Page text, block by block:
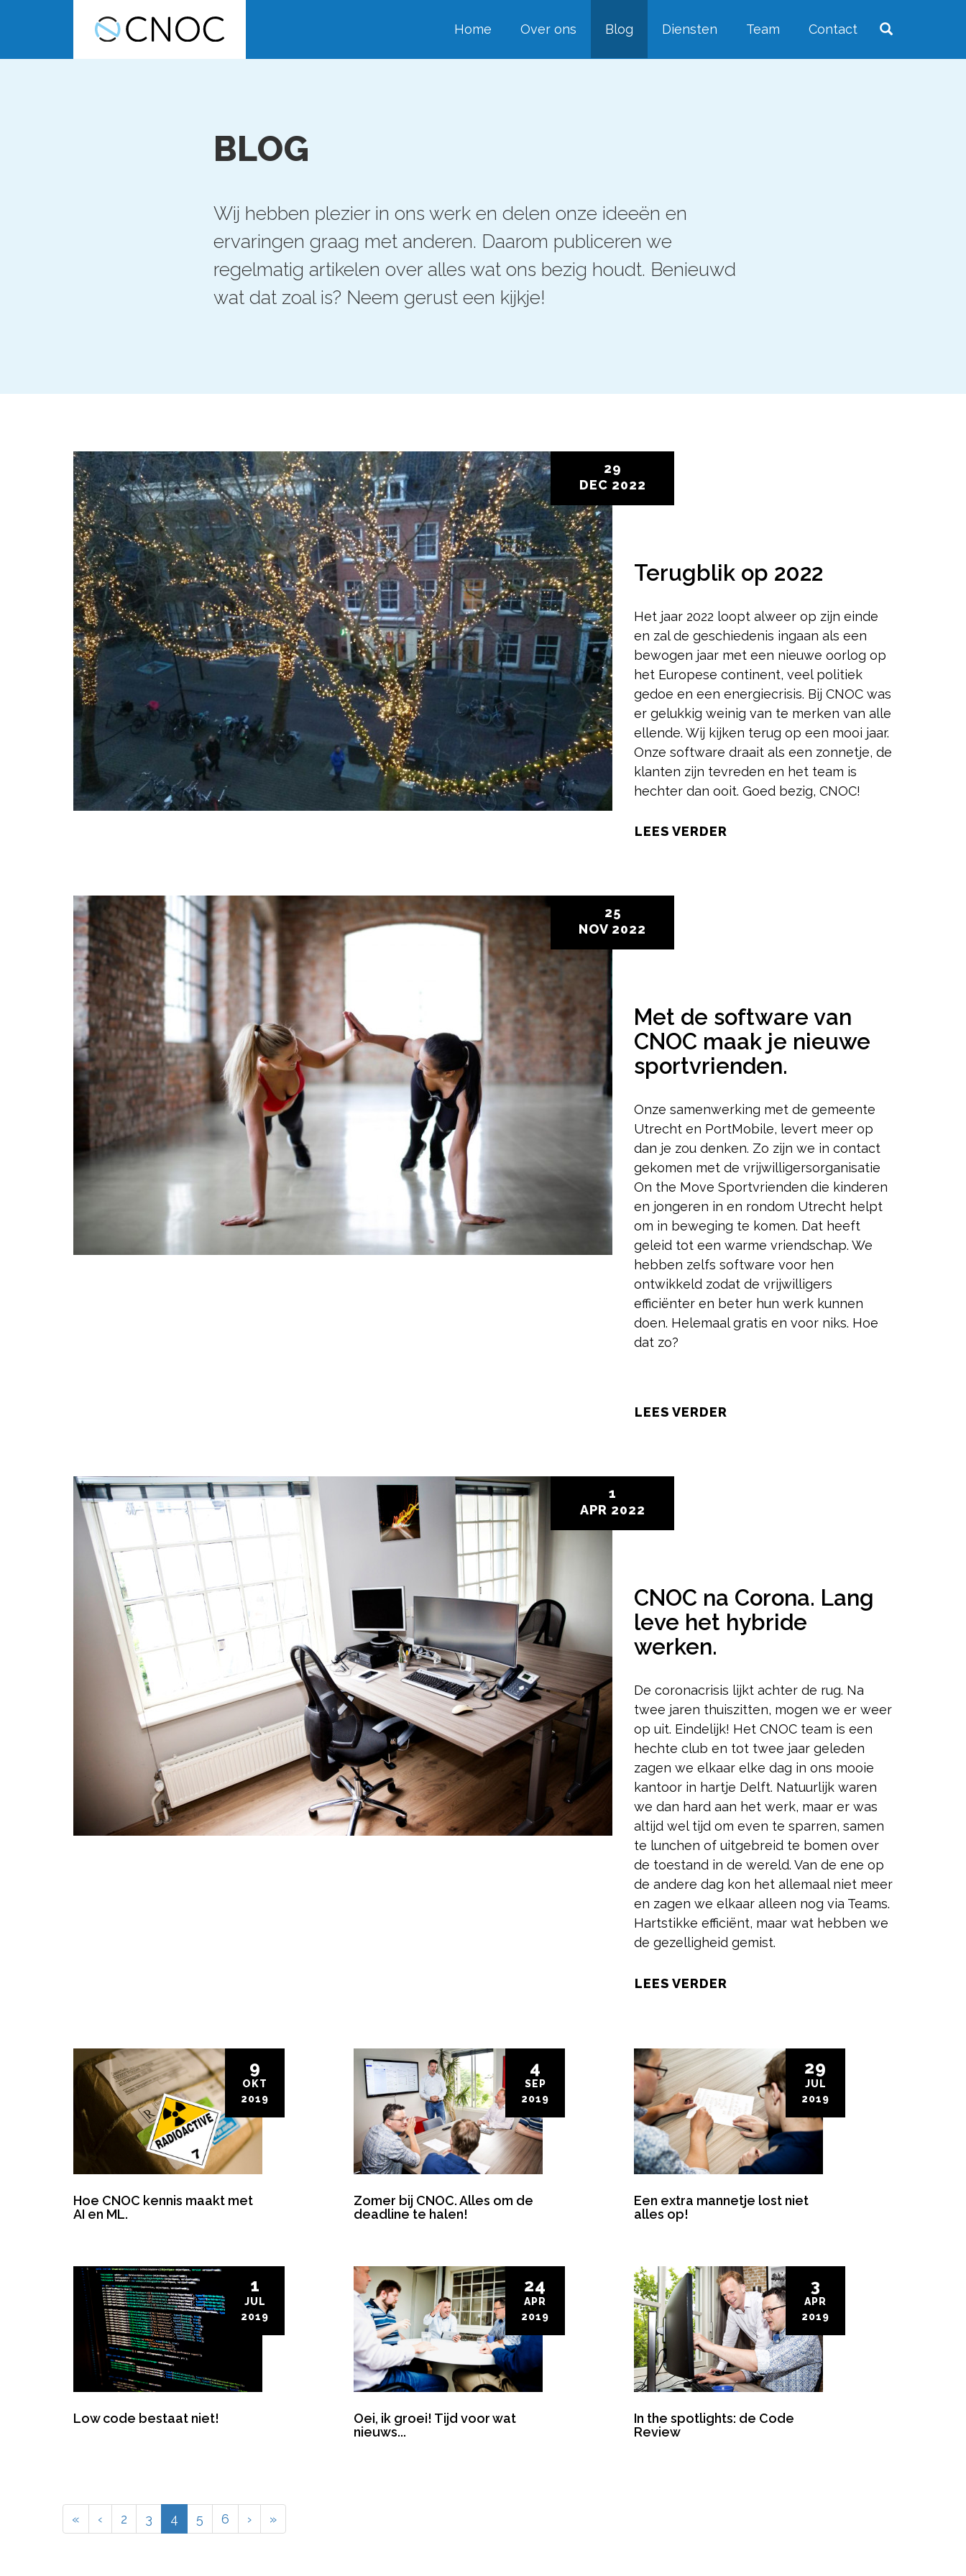
Home Over ons Blog Diensten Team Contact
BLOG
Wij hebben plezier in ons werk en delen onze ideeën en
ervaringen graag met anderen. Daarom publiceren we
regelmatig artikelen over alles wat ons bezig houdt. Benieuwd
wat dat zoal is? Neem gerust een kijkje!
29
DEC 2022
Terugblik op 2022
Het jaar 2022 loopt alweer op zijn einde
en zal de geschiedenis ingaan als een
bewogen jaar met een nieuwe oorlog op
het Europese continent, veel politiek
gedoe en een energiecrisis. Bij CNOC was
er gelukkig weinig van te merken van alle
ellende. Wij kijken terug op een mooi jaar.
Onze software draait als een zonnetje, de
klanten zijn tevreden en het team is
hechter dan ooit. Goed bezig, CNOC!
LEES VERDER
25
NOV 2022
Met de software van
CNOC maak je nieuwe
sportvrienden.
Onze samenwerking met de gemeente
Utrecht en PortMobile, levert meer op
dan je zou denken. Zo zijn we in contact
gekomen met de vrijwilligersorganisatie
On the Move Sportvrienden die kinderen
en jongeren in en rondom Utrecht helpt
om in beweging te komen. Dat heeft
geleid tot een warme vriendschap. We
hebben zelfs software voor hen
ontwikkeld zodat de vrijwilligers
efficiënter en beter hun werk kunnen
doen. Helemaal gratis en voor niks. Hoe
dat zo?
LEES VERDER
1
APR 2022
CNOC na Corona. Lang
leve het hybride
werken.
De coronacrisis lijkt achter de rug. Na
twee jaren thuiszitten, mogen we er weer
op uit. Eindelijk! Het CNOC team is een
hechte club en tot twee jaar geleden
zagen we elkaar elke dag in ons mooie
kantoor in hartje Delft. Natuurlijk waren
we dan hard aan het werk, maar er was
altijd wel tijd om even te sparren, samen
te lunchen of uitgebreid te bomen over
de toestand in de wereld. Van de ene op
de andere dag kon het allemaal niet meer
en zagen we elkaar alleen nog via Teams.
Hartstikke efficiënt, maar wat hebben we
de gezelligheid gemist.
LEES VERDER
9
OKT
2019
Hoe CNOC kennis maakt met
AI en ML.
4
SEP
2019
Zomer bij CNOC. Alles om de
deadline te halen!
29
JUL
2019
Een extra mannetje lost niet
alles op!
1
JUL
2019
Low code bestaat niet!
24
APR
2019
Oei, ik groei! Tijd voor wat
nieuws...
3
APR
2019
In the spotlights: de Code
Review
« ‹ 2 3 4 (current)
5 6 › »